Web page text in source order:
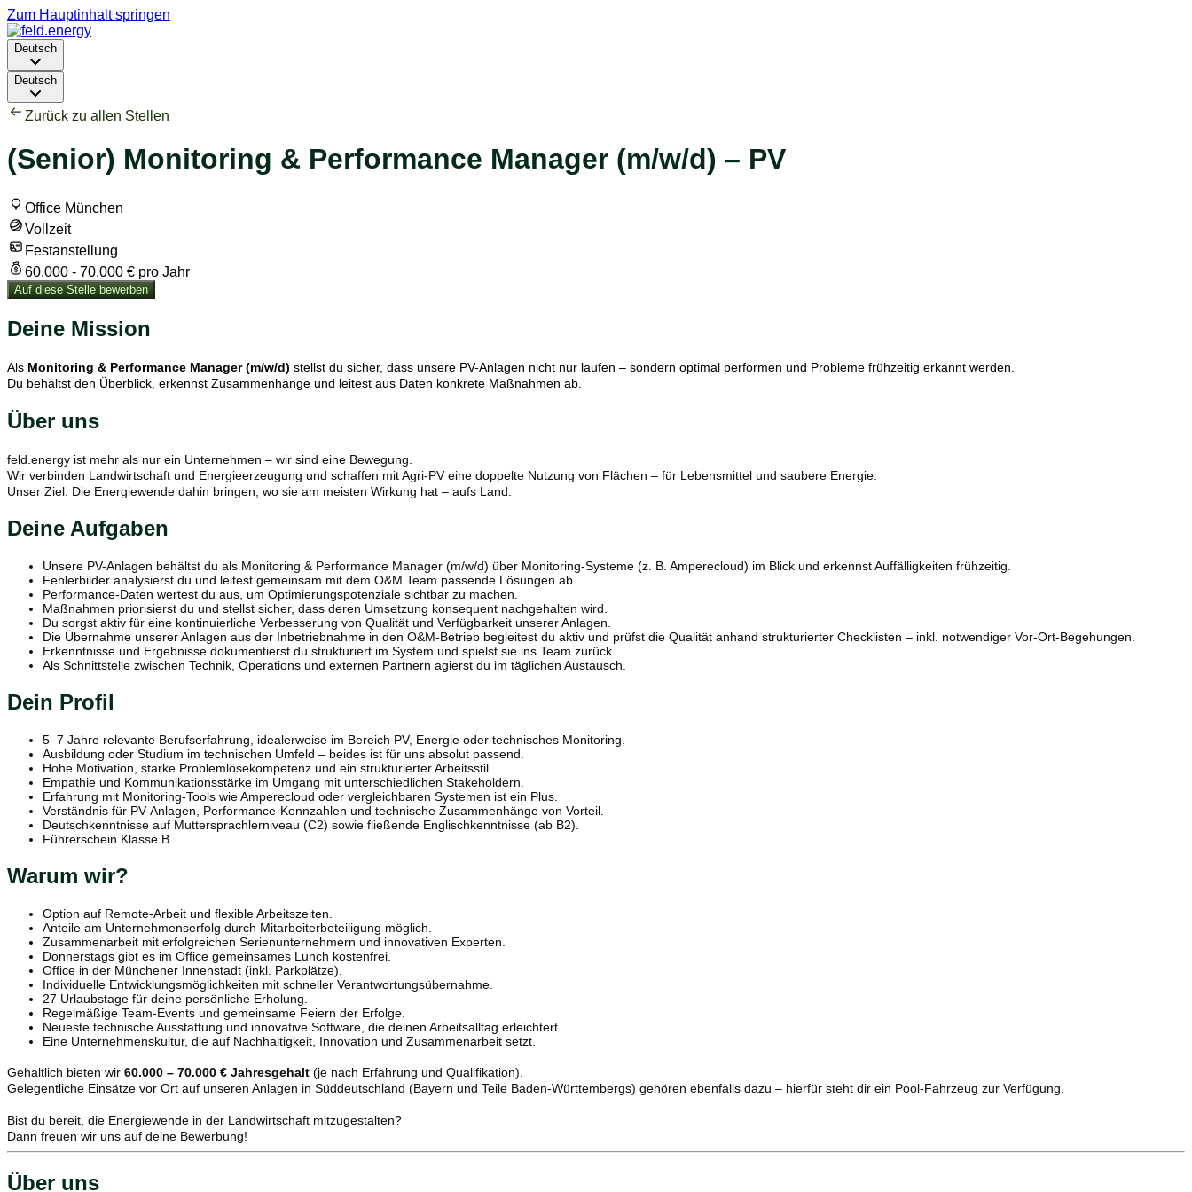
Zum Hauptinhalt springen
Deutsch
Deutsch
Zurück zu allen Stellen
(Senior) Monitoring & Performance Manager (m/w/d) – PV
Office München
Vollzeit
Festanstellung
60.000 - 70.000 € pro Jahr
Auf diese Stelle bewerben
Deine Mission
Als Monitoring & Performance Manager (m/w/d) stellst du sicher, dass unsere PV-Anlagen nicht nur laufen – sondern optimal performen und Probleme frühzeitig erkannt werden.
Du behältst den Überblick, erkennst Zusammenhänge und leitest aus Daten konkrete Maßnahmen ab.
Über uns
feld.energy ist mehr als nur ein Unternehmen – wir sind eine Bewegung.
Wir verbinden Landwirtschaft und Energieerzeugung und schaffen mit Agri-PV eine doppelte Nutzung von Flächen – für Lebensmittel und saubere Energie.
Unser Ziel: Die Energiewende dahin bringen, wo sie am meisten Wirkung hat – aufs Land.
Deine Aufgaben
Unsere PV-Anlagen behältst du als Monitoring & Performance Manager (m/w/d) über Monitoring-Systeme (z. B. Amperecloud) im Blick und erkennst Auffälligkeiten frühzeitig.
Fehlerbilder analysierst du und leitest gemeinsam mit dem O&M Team passende Lösungen ab.
Performance-Daten wertest du aus, um Optimierungspotenziale sichtbar zu machen.
Maßnahmen priorisierst du und stellst sicher, dass deren Umsetzung konsequent nachgehalten wird.
Du sorgst aktiv für eine kontinuierliche Verbesserung von Qualität und Verfügbarkeit unserer Anlagen.
Die Übernahme unserer Anlagen aus der Inbetriebnahme in den O&M-Betrieb begleitest du aktiv und prüfst die Qualität anhand strukturierter Checklisten – inkl. notwendiger Vor-Ort-Begehungen.
Erkenntnisse und Ergebnisse dokumentierst du strukturiert im System und spielst sie ins Team zurück.
Als Schnittstelle zwischen Technik, Operations und externen Partnern agierst du im täglichen Austausch.
Dein Profil
5–7 Jahre relevante Berufserfahrung, idealerweise im Bereich PV, Energie oder technisches Monitoring.
Ausbildung oder Studium im technischen Umfeld – beides ist für uns absolut passend.
Hohe Motivation, starke Problemlösekompetenz und ein strukturierter Arbeitsstil.
Empathie und Kommunikationsstärke im Umgang mit unterschiedlichen Stakeholdern.
Erfahrung mit Monitoring-Tools wie Amperecloud oder vergleichbaren Systemen ist ein Plus.
Verständnis für PV-Anlagen, Performance-Kennzahlen und technische Zusammenhänge von Vorteil.
Deutschkenntnisse auf Muttersprachlerniveau (C2) sowie fließende Englischkenntnisse (ab B2).
Führerschein Klasse B.
Warum wir?
Option auf Remote-Arbeit und flexible Arbeitszeiten.
Anteile am Unternehmenserfolg durch Mitarbeiterbeteiligung möglich.
Zusammenarbeit mit erfolgreichen Serienunternehmern und innovativen Experten.
Donnerstags gibt es im Office gemeinsames Lunch kostenfrei.
Office in der Münchener Innenstadt (inkl. Parkplätze).
Individuelle Entwicklungsmöglichkeiten mit schneller Verantwortungsübernahme.
27 Urlaubstage für deine persönliche Erholung.
Regelmäßige Team-Events und gemeinsame Feiern der Erfolge.
Neueste technische Ausstattung und innovative Software, die deinen Arbeitsalltag erleichtert.
Eine Unternehmenskultur, die auf Nachhaltigkeit, Innovation und Zusammenarbeit setzt.
Gehaltlich bieten wir 60.000 – 70.000 € Jahresgehalt (je nach Erfahrung und Qualifikation).
Gelegentliche Einsätze vor Ort auf unseren Anlagen in Süddeutschland (Bayern und Teile Baden-Württembergs) gehören ebenfalls dazu – hierfür steht dir ein Pool-Fahrzeug zur Verfügung.
Bist du bereit, die Energiewende in der Landwirtschaft mitzugestalten?
Dann freuen wir uns auf deine Bewerbung!
Über uns